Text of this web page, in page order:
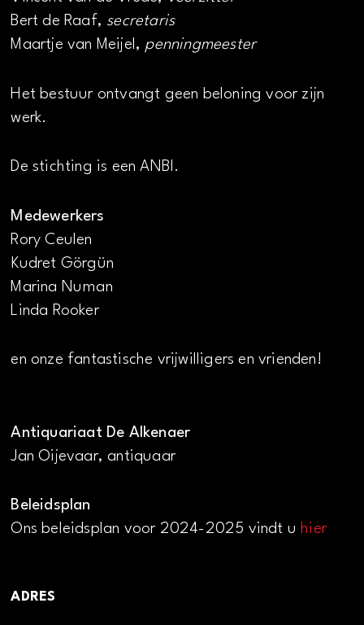
Bert de Raaf, secretaris
Maartje van Meijel, penningmeester
Het bestuur ontvangt geen beloning voor zijn
werk.
De stichting is een ANBI.
Medewerkers
Rory Ceulen
Kudret Görgün
Marina Numan
Linda Rooker
en onze fantastische vrijwilligers en vrienden!
Antiquariaat De Alkenaer
Jan Oijevaar, antiquaar
Beleidsplan
Ons beleidsplan voor 2024-2025 vindt uhier
ADRES